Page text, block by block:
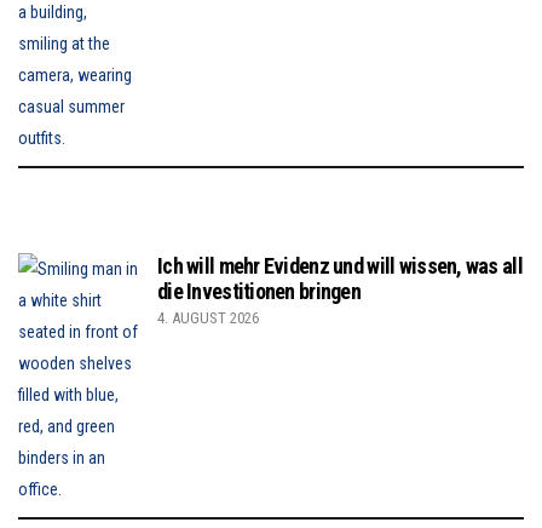
Ich will mehr Evidenz und will wissen, was all
die Investitionen bringen
4. AUGUST 2026